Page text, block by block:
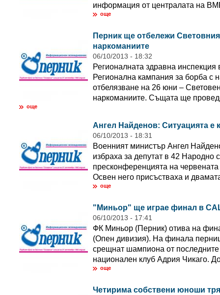
информация от централата на
още
Перник ще отбележи
наркоманиите
06/10/2013 - 18:32
Регионалната здравна инспекция
Регионална кампания за борба с
отбелязване на 26 юни –
наркоманиите. Същата ще
още
Ангел Найденов: Ситуацията е
06/10/2013 - 18:31
Военният министър Ангел
избраха за депутат в 42 Народно
пресконференцията на
Освен него присъстваха и
още
"Миньор" ще играе финал в
06/10/2013 - 17:41
ФК Миньор (Перник) отива на
(Опен дивизия). На финала
срещнат шампиона от последните
национален клуб Адрия Чикаго.
още
Четирима собствени юноши